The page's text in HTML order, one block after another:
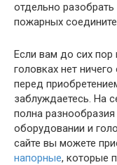
отдельно
пожарных
Если вам до сих пор
головках нет
перед
заблуждаетесь. На
полна
оборудовании и
сайте вы можете
напорные, которые